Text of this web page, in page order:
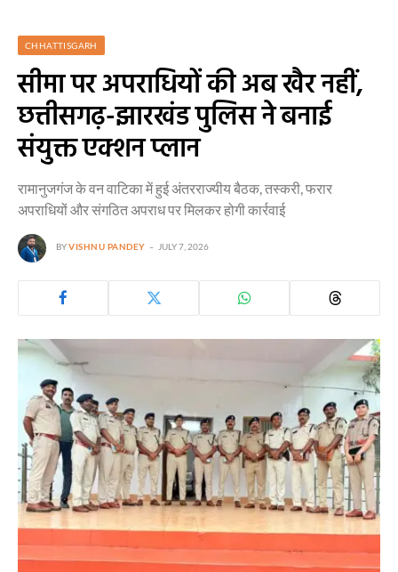
CHHATTISGARH
सीमा पर अपराधियों की अब खैर नहीं,
छत्तीसगढ़-झारखंड पुलिस ने बनाई
संयुक्त एक्शन प्लान
रामानुजगंज के वन वाटिका में हुई अंतरराज्यीय बैठक, तस्करी, फरार
अपराधियों और संगठित अपराध पर मिलकर होगी कार्रवाई
BYVISHNU PANDEY JULY 7, 2026